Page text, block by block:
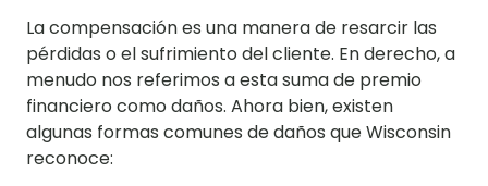
La compensación es una manera de resarcir las
pérdidas o el sufrimiento del cliente. En derecho, a
menudo nos referimos a esta suma de premio
financiero como daños. Ahora bien, existen
algunas formas comunes de daños que Wisconsin
reconoce: